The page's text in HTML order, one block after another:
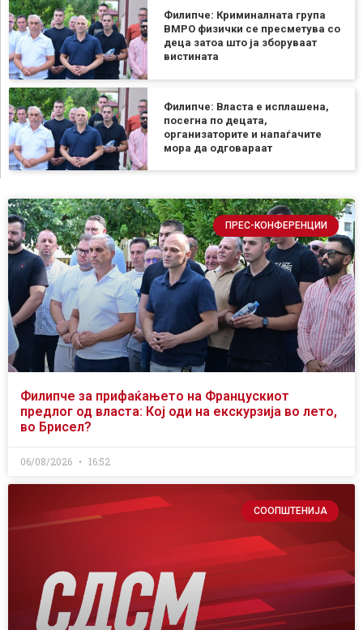
Филипче: Криминалната група
ВМРО физички се пресметува со
деца затоа што ја зборуваат
вистината
Филипче: Власта е исплашена,
посегна по децата,
организаторите и напаѓачите
мора да одговараат
ПРЕС-КОНФЕРЕНЦИИ
Филипче за прифаќањето на Францускиот
предлог од власта: Кој оди на екскурзија во лето,
во Брисел?
06/08/2026 16:52
СООПШТЕНИЈА